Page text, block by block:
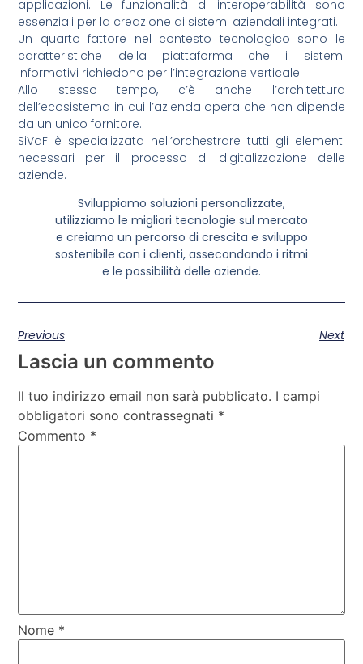
applicazioni. Le funzionalità di interoperabilità sono
essenziali per la creazione di sistemi aziendali integrati.
Un quarto fattore nel contesto tecnologico sono le
caratteristiche della piattaforma che i sistemi
informativi richiedono per l’integrazione verticale.
Allo stesso tempo, c’è anche l’architettura
dell’ecosistema in cui l’azienda opera che non dipende
da un unico fornitore.
SiVaF è specializzata nell’orchestrare tutti gli elementi
necessari per il processo di digitalizzazione delle
aziende.
Sviluppiamo soluzioni personalizzate,
utilizziamo le migliori tecnologie sul mercato
e creiamo un percorso di crescita e sviluppo
sostenibile con i clienti, assecondando i ritmi
e le possibilità delle aziende.
Previous Next
Lascia un commento
Il tuo indirizzo email non sarà pubblicato. I campi
obbligatori sono contrassegnati *
Commento *
Nome *